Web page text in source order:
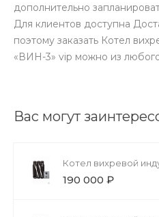
дополнительно
Для клиентов доступна
поэтому заказать Котел
«ВИН-3» vip можно из
Вас могут
Котел вихревой
190 000 ₽